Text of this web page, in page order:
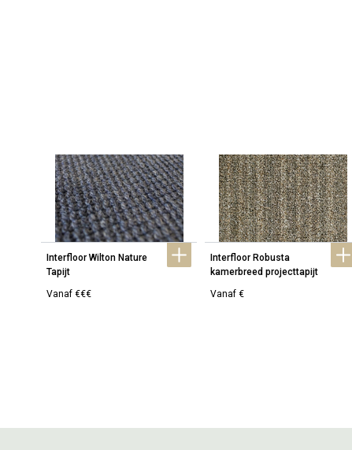
Interfloor Wilton Nature
Tapijt
Vanaf €€€
Interfloor Robusta
kamerbreed projecttapijt
Vanaf €